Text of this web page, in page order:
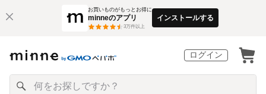
お買いものがもっとお得に
minneのアプリ
3万件以上
インストールする
ログイン